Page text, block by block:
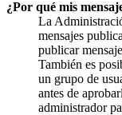
¿Por qué mis
La
mensajes
publicar
También es
un grupo de
antes de
administrador